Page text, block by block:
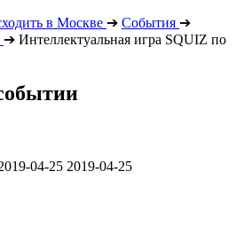
в Москве ➔ События ➔
➔ Интеллектуальная игра SQUIZ по
04-25 2019-04-25